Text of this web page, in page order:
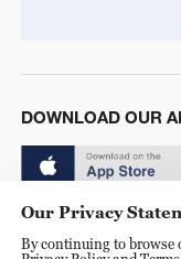
DOWNLOAD OUR
Our Privacy
By continuing to browse